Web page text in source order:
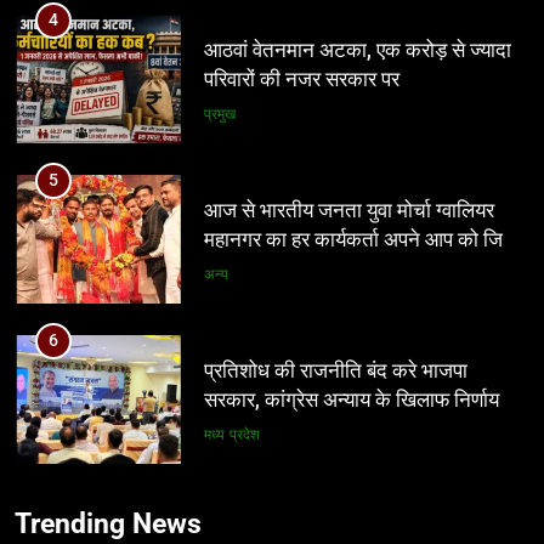
4
आठवां वेतनमान अटका, एक करोड़ से ज्यादा
परिवारों की नजर सरकार पर
प्रमुख
5
आज से भारतीय जनता युवा मोर्चा ग्वालियर
महानगर का हर कार्यकर्ता अपने आप को जिला
अध्यक्ष समझे – शिवम रानू राजावत
अन्य
6
प्रतिशोध की राजनीति बंद करे भाजपा
सरकार, कांग्रेस अन्याय के खिलाफ निर्णायक
संघर्ष करेगी
मध्य प्रदेश
Trending News
5
आज से भारतीय जनता युवा मोर्चा ग्वालियर
महानगर का हर कार्यकर्ता अपने आप को जिला
6